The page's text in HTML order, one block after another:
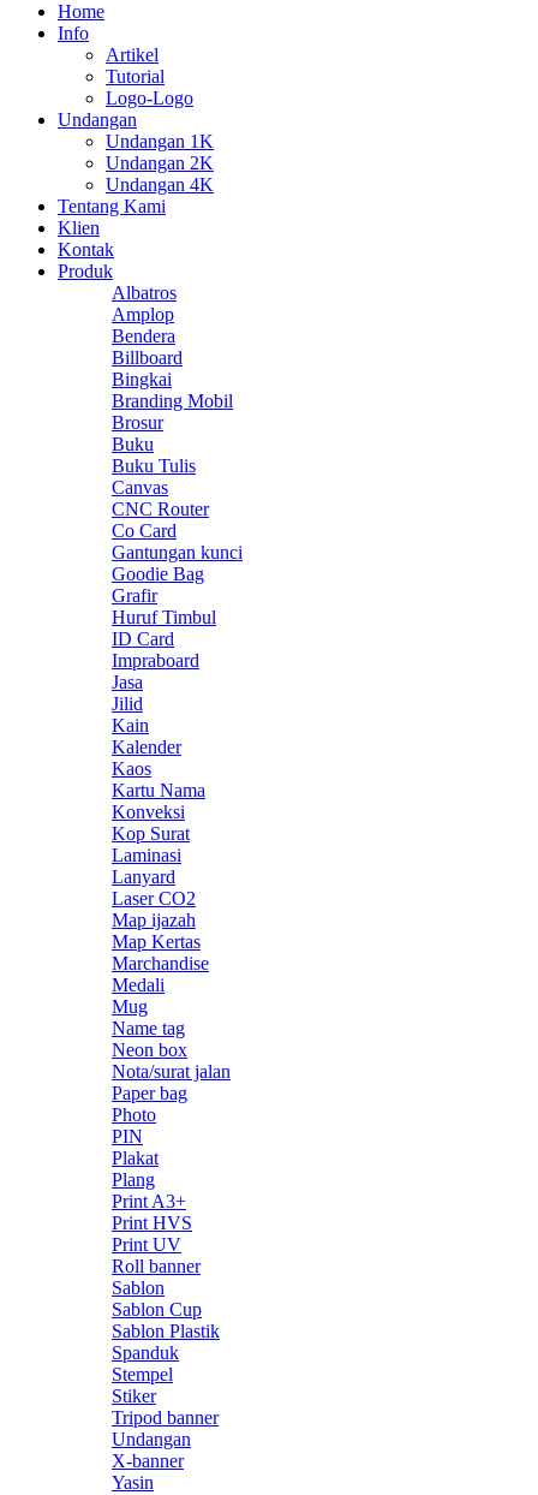
Home
Info
Artikel
Tutorial
Logo-Logo
Undangan
Undangan 1K
Undangan 2K
Undangan 4K
Tentang Kami
Klien
Kontak
Produk
Albatros
Amplop
Bendera
Billboard
Bingkai
Branding Mobil
Brosur
Buku
Buku Tulis
Canvas
CNC Router
Co Card
Gantungan kunci
Goodie Bag
Grafir
Huruf Timbul
ID Card
Impraboard
Jasa
Jilid
Kain
Kalender
Kaos
Kartu Nama
Konveksi
Kop Surat
Laminasi
Lanyard
Laser CO2
Map ijazah
Map Kertas
Marchandise
Medali
Mug
Name tag
Neon box
Nota/surat jalan
Paper bag
Photo
PIN
Plakat
Plang
Print A3+
Print HVS
Print UV
Roll banner
Sablon
Sablon Cup
Sablon Plastik
Spanduk
Stempel
Stiker
Tripod banner
Undangan
X-banner
Yasin